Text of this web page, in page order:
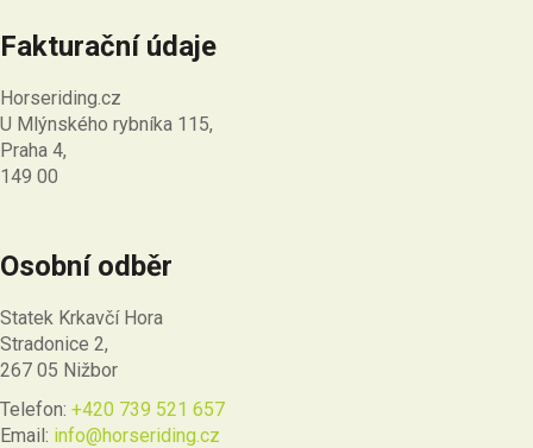
Fakturační údaje
Horseriding.cz
U Mlýnského rybníka 115,
Praha 4,
149 00
Osobní odběr
Statek Krkavčí Hora
Stradonice 2,
267 05 Nižbor
Telefon: +420 739 521 657
Email: info@horseriding.cz